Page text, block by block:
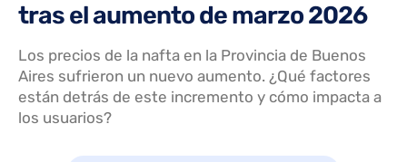
tras el aumento de marzo 2026
Los precios de la nafta en la Provincia de Buenos
Aires sufrieron un nuevo aumento. ¿Qué factores
están detrás de este incremento y cómo impacta a
los usuarios?